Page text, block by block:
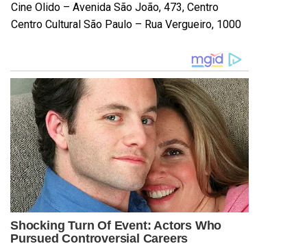
Cine Olido – Avenida São João, 473, Centro
Centro Cultural São Paulo – Rua Vergueiro, 1000